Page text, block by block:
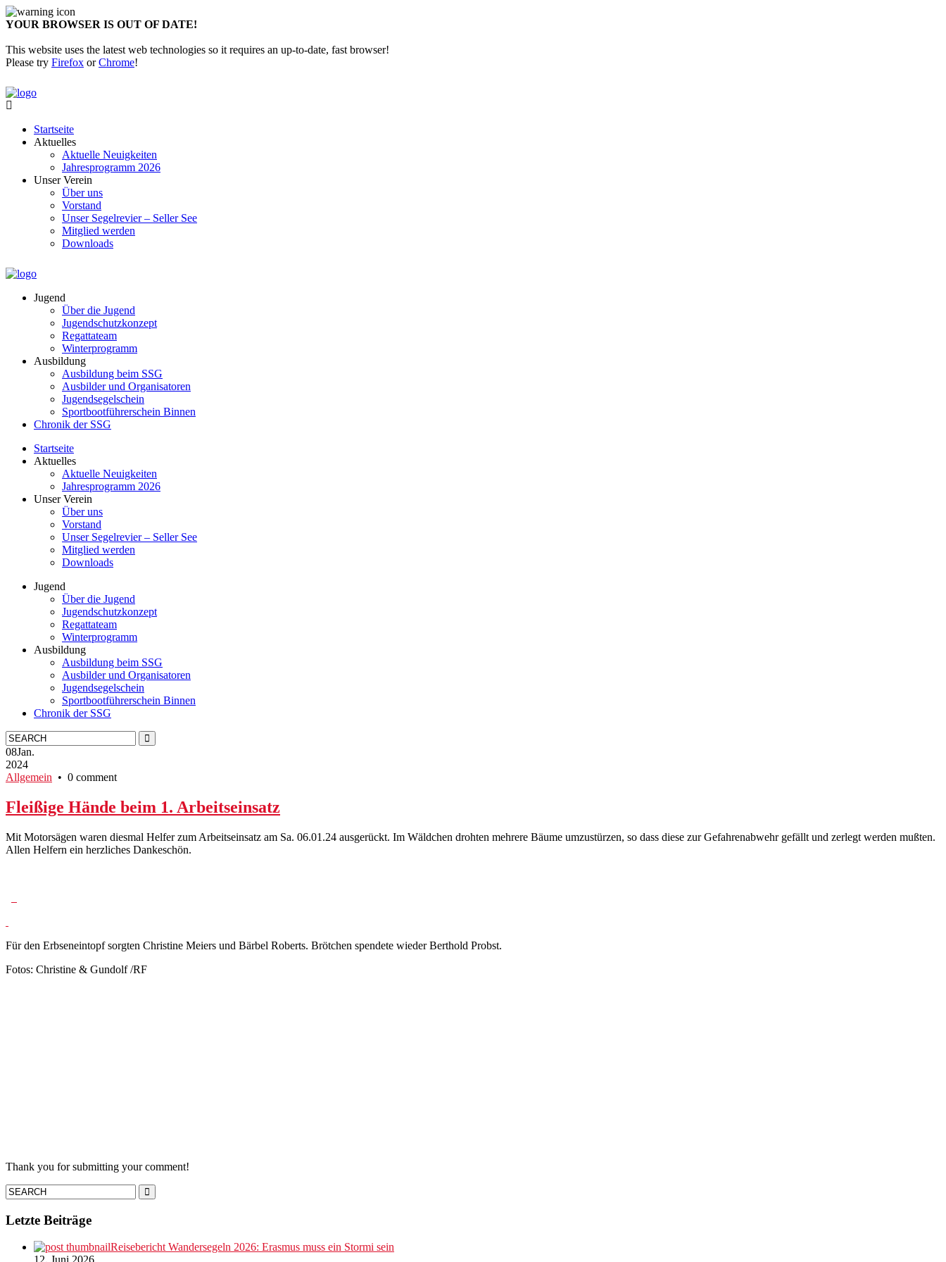
YOUR BROWSER IS OUT OF DATE!
This website uses the latest web technologies so it requires an up-to-date, fast browser!
Please try Firefox orChrome!
Startseite
Aktuelles
Aktuelle Neuigkeiten
Jahresprogramm 2026
Unser Verein
Über uns
Vorstand
Unser Segelrevier – Seller See
Mitglied werden
Downloads
Jugend
Über die Jugend
Jugendschutzkonzept
Regattateam
Winterprogramm
Ausbildung
Ausbildung beim SSG
Ausbilder und Organisatoren
Jugendsegelschein
Sportbootführerschein Binnen
Chronik der SSG
Startseite
Aktuelles
Aktuelle Neuigkeiten
Jahresprogramm 2026
Unser Verein
Über uns
Vorstand
Unser Segelrevier – Seller See
Mitglied werden
Downloads
Jugend
Über die Jugend
Jugendschutzkonzept
Regattateam
Winterprogramm
Ausbildung
Ausbildung beim SSG
Ausbilder und Organisatoren
Jugendsegelschein
Sportbootführerschein Binnen
Chronik der SSG
08Jan.
2024
Allgemein • 0 comment
Fleißige Hände beim 1. Arbeitseinsatz
Mit Motorsägen waren diesmal Helfer zum Arbeitseinsatz am Sa. 06.01.24 ausgerückt. Im Wäldchen drohten mehrere Bäume umzustürzen, so dass diese zur Gefahrenabwehr gefällt und zerlegt werden mußten.
Allen Helfern ein herzliches Dankeschön.
Für den Erbseneintopf sorgten Christine Meiers und Bärbel Roberts. Brötchen spendete wieder Berthold Probst.
Fotos: Christine & Gundolf /RF
Thank you for submitting your comment!
Letzte Beiträge
Reisebericht Wandersegeln 2026: Erasmus muss ein Stormi sein